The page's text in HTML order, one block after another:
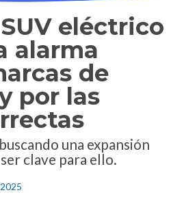
eléctrico
alarma
de
por las
una expansión
clave para ello.